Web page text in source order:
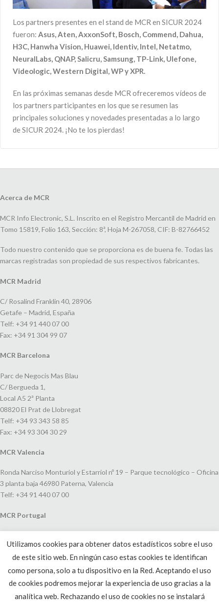
Los partners presentes en el stand de MCR en SICUR 2024
fueron: Asus, Aten, AxxonSoft, Bosch, Commend, Dahua,
H3C, Hanwha Vision, Huawei, Identiv, Intel, Netatmo,
NeuralLabs, QNAP, Salicru, Samsung, TP-Link, Ulefone,
Videologic, Western Digital, WP y XPR.
En las próximas semanas desde MCR ofreceremos vídeos de
los partners participantes en los que se resumen las
principales soluciones y novedades presentadas a lo largo
de SICUR 2024. ¡No te los pierdas!
Acerca de MCR
MCR Info Electronic, S.L. Inscrito en el Registro Mercantil de Madrid en
Tomo 15819, Folio 163, Sección: 8ª, Hoja M-267058, CIF: B-82766452
Todo nuestro contenido que se proporciona es de buena fe. Todas las
marcas registradas son propiedad de sus respectivos fabricantes.
MCR Madrid
C/ Rosalind Franklin 40, 28906
Getafe – Madrid, España
Telf: +34 91 440 07 00
Fax: +34 91 304 99 07
MCR Barcelona
Parc de Negocis Mas Blau
C/ Bergueda 1,
Local A5 2ª Planta
08820 El Prat de Llobregat
Telf: +34 93 343 58 85
Fax: +34 93 304 30 29
MCR Valencia
Ronda Narciso Monturiol y Estarriol nº 19 – Parque tecnológico – Oficina
3 planta baja 46980 Paterna, Valencia
Telf: +34 91 440 07 00
MCR Portugal
João V, 24
1250-091 Lisboa, Portugal
Telf: +351 220 993 033
Utilizamos cookies para obtener datos estadísticos sobre el uso
de este sitio web. En ningún caso estas cookies te identifican
como persona, solo a tu dispositivo en la Red. Aceptando el uso
de cookies podremos mejorar la experiencia de uso gracias a la
analítica web. Rechazando el uso de cookies no se instalará